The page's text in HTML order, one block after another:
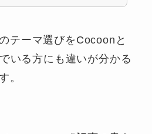
テーマ選びをCocoonと
いる方にも違いが分かる
。